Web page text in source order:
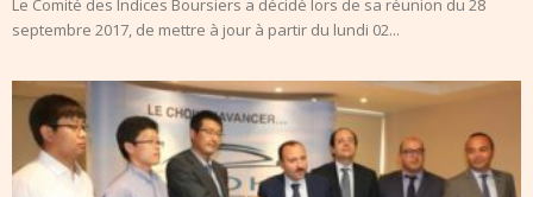
Le Comité des Indices Boursiers a décidé lors de sa réunion du 28
septembre 2017, de mettre à jour à partir du lundi 02...